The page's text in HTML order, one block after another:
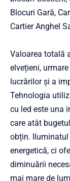
Blocuri Gară,
Cartier Anghel
Valoarea totală
elvețieni,
lucrărilor și a
Tehnologia
cu led este una
care atât
obțin. Iluminatul
energetică, ci
diminuării
mai mare de